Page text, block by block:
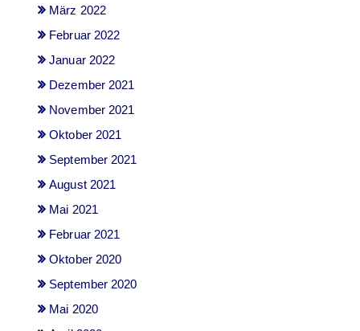
März 2022
Februar 2022
Januar 2022
Dezember 2021
November 2021
Oktober 2021
September 2021
August 2021
Mai 2021
Februar 2021
Oktober 2020
September 2020
Mai 2020